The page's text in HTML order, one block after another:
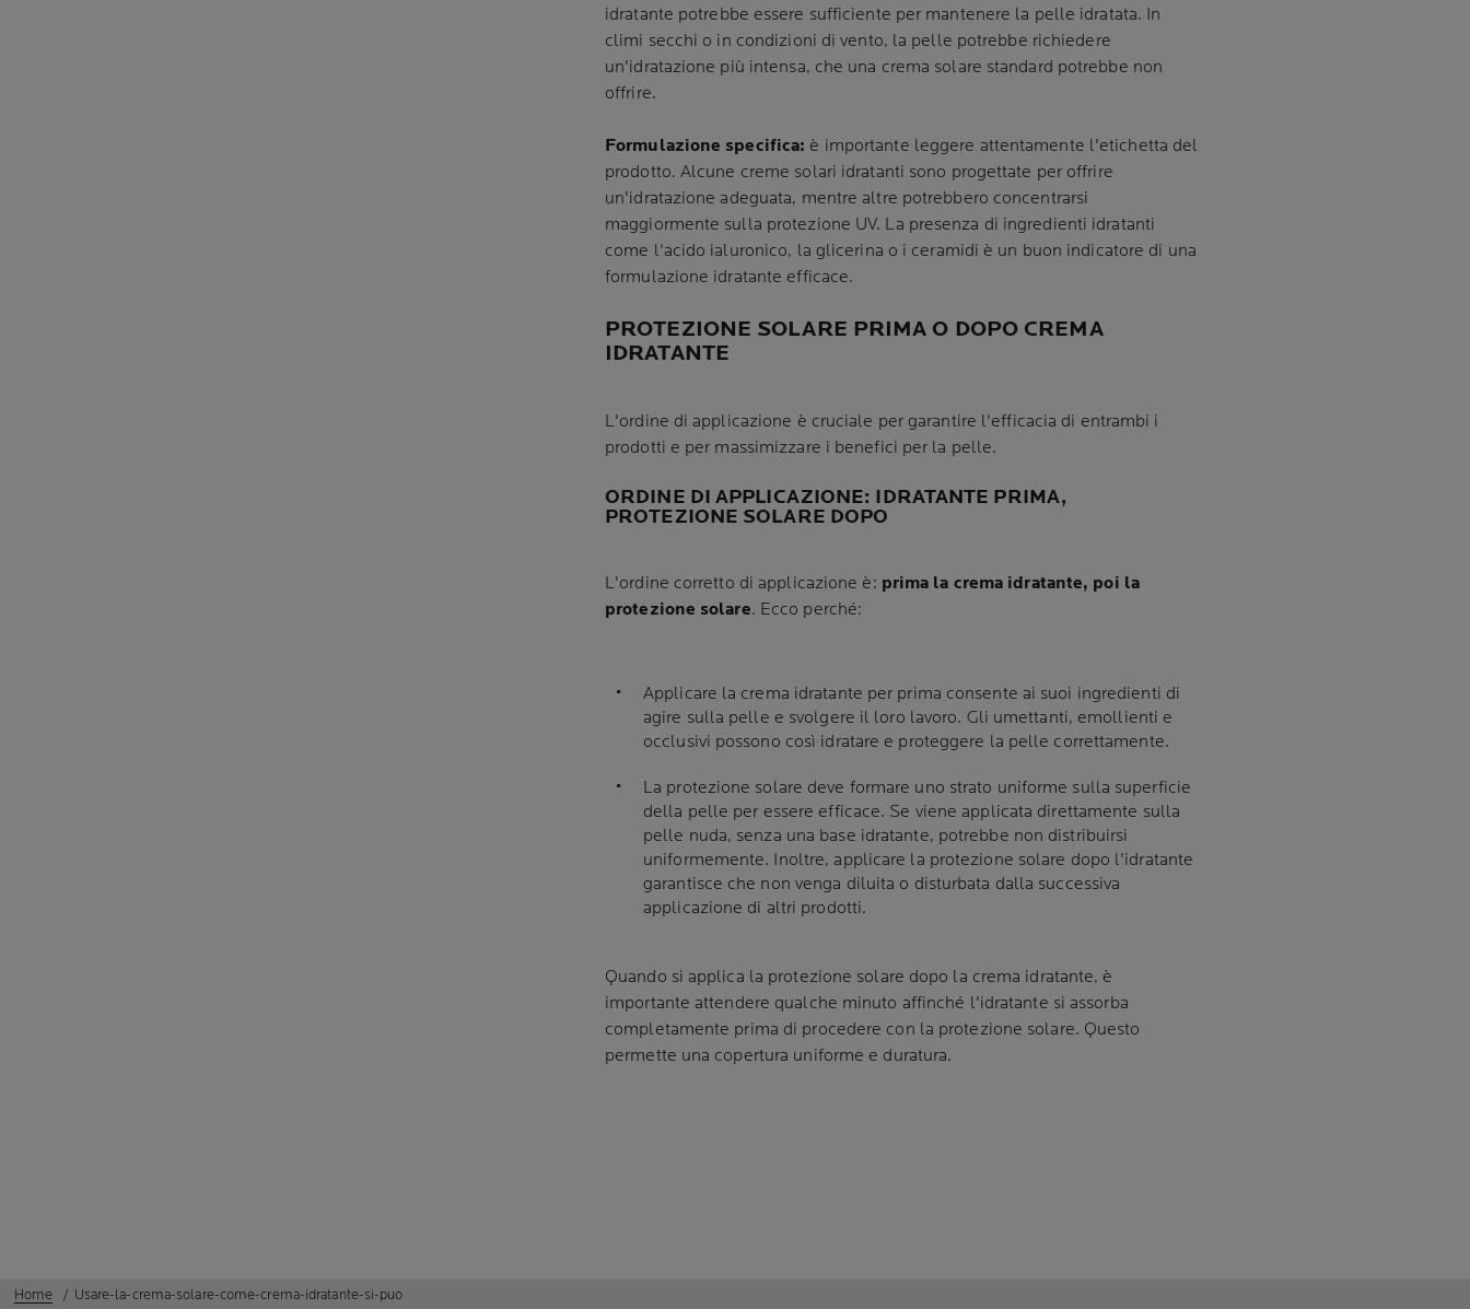
idratante potrebbe essere sufficiente per mantenere la pelle idratata. In
climi secchi o in condizioni di vento, la pelle potrebbe richiedere
un'idratazione più intensa, che una crema solare standard potrebbe non
offrire.
Formulazione specifica: è importante leggere attentamente l'etichetta del
prodotto. Alcune creme solari idratanti sono progettate per offrire
un'idratazione adeguata, mentre altre potrebbero concentrarsi
maggiormente sulla protezione UV. La presenza di ingredienti idratanti
come l'acido ialuronico, la glicerina o i ceramidi è un buon indicatore di una
formulazione idratante efficace.
PROTEZIONE SOLARE PRIMA O DOPO CREMA
IDRATANTE
L'ordine di applicazione è cruciale per garantire l'efficacia di entrambi i
prodotti e per massimizzare i benefici per la pelle.
ORDINE DI APPLICAZIONE: IDRATANTE PRIMA,
PROTEZIONE SOLARE DOPO
L'ordine corretto di applicazione è: prima la crema idratante, poi la
protezione solare. Ecco perché:
Applicare la crema idratante per prima consente ai suoi ingredienti di
agire sulla pelle e svolgere il loro lavoro. Gli umettanti, emollienti e
occlusivi possono così idratare e proteggere la pelle correttamente.
La protezione solare deve formare uno strato uniforme sulla superficie
della pelle per essere efficace. Se viene applicata direttamente sulla
pelle nuda, senza una base idratante, potrebbe non distribuirsi
uniformemente. Inoltre, applicare la protezione solare dopo l'idratante
garantisce che non venga diluita o disturbata dalla successiva
applicazione di altri prodotti.
Quando si applica la protezione solare dopo la crema idratante, è
importante attendere qualche minuto affinché l'idratante si assorba
completamente prima di procedere con la protezione solare. Questo
permette una copertura uniforme e duratura.
Home Usare-la-crema-solare-come-crema-idratante-si-puo